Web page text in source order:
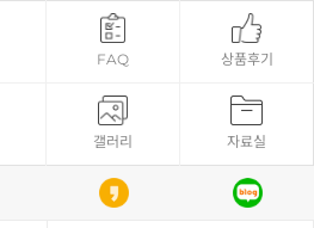
FAQ 상품후기
갤러리 자료실